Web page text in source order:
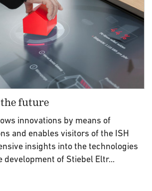
future
innovations by means of
and enables visitors of the ISH
insights into the technologies
development of Stiebel Eltr...